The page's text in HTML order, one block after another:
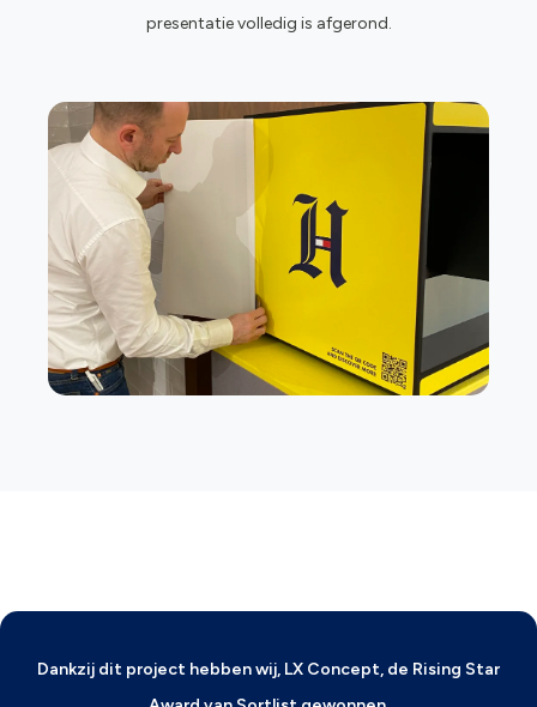
presentatie volledig is afgerond.
Dankzij dit project hebben wij, LX Concept, de Rising Star